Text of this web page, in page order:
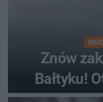
Znów
Bałtyku!